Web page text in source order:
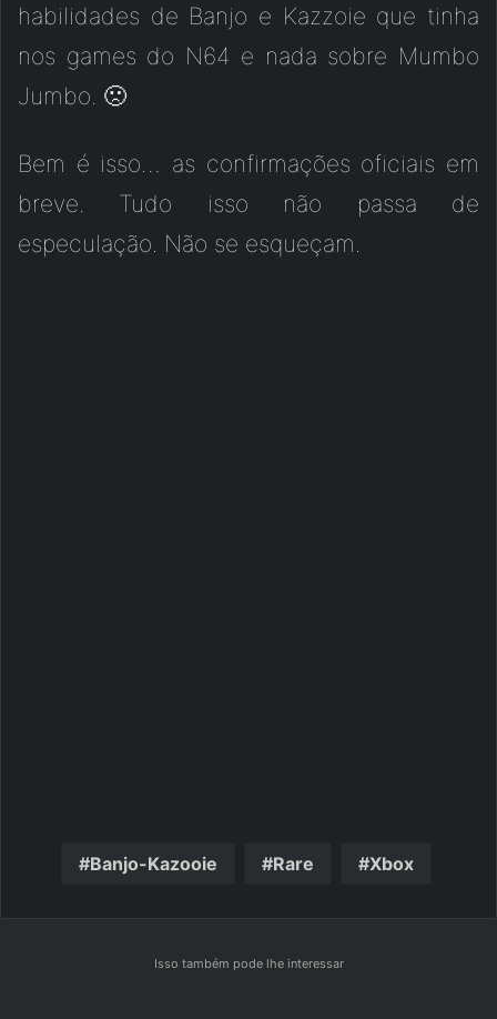
habilidades de Banjo e Kazzoie que tinha
nos games do N64 e nada sobre Mumbo
Jumbo. 🙁
Bem é isso… as confirmações oficiais em
breve. Tudo isso não passa de
especulação. Não se esqueçam.
Banjo-Kazooie Rare Xbox
Isso também pode lhe interessar